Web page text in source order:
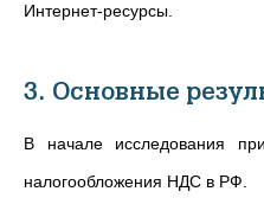
Интернет-ресурсы.
3. Основные
В начале исследования
налогообложения НДС в РФ.